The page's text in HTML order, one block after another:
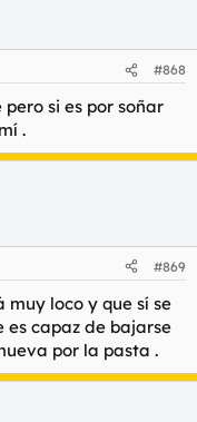
#868
si es por soñar
.
#869
loco y que sí se
es capaz de bajarse
por la pasta .